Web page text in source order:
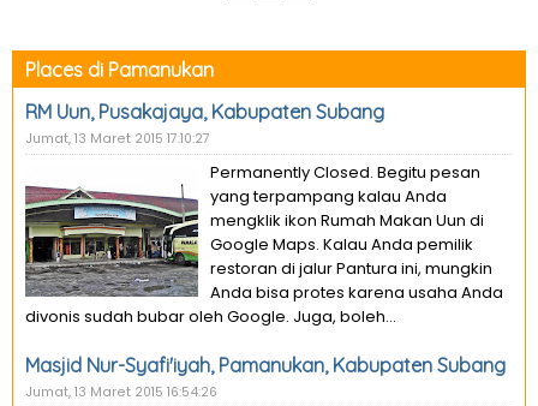
Places di Pamanukan
RM Uun, Pusakajaya, Kabupaten Subang
Jumat, 13 Maret 2015 17:10:27
Permanently Closed. Begitu pesan
yang terpampang kalau Anda
mengklik ikon Rumah Makan Uun di
Google Maps. Kalau Anda pemilik
restoran di jalur Pantura ini, mungkin
Anda bisa protes karena usaha Anda
divonis sudah bubar oleh Google. Juga, boleh...
Masjid Nur-Syafi'iyah, Pamanukan, Kabupaten Subang
Jumat, 13 Maret 2015 16:54:26